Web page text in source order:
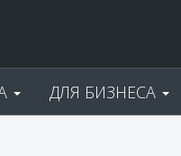
ДЛЯ БИЗНЕСА